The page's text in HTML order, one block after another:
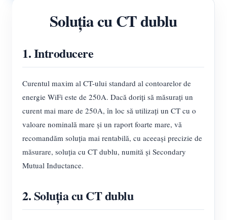
Contor de energie Wi-Fi trifazat (WEM3046T)
Contor de energie Wi-Fi trifazat (WEM3050T)
Serviciu self-hosting
Încărcător EV
Simulator IAMMETER
Contor virtual
Aplicații
Soluția cu CT dublu
1. Introducere
Curentul maxim al CT-ului standard al contoarelor de
energie WiFi este de 250A. Dacă doriți să măsurați un
curent mai mare de 250A, în loc să utilizați un CT cu o
valoare nominală mare și un raport foarte mare, vă
recomandăm soluția mai rentabilă, cu aceeași precizie de
măsurare, soluția cu CT dublu, numită și Secondary
Mutual Inductance.
2. Soluția cu CT dublu